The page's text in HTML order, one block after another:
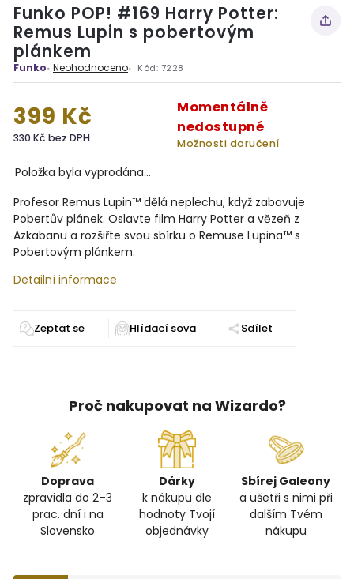
Funko POP! #169 Harry Potter:
Remus Lupin s pobertovým
plánkem
Funko Neohodnoceno Kód: 7228
399 Kč
330 Kč bez DPH
Momentálně
nedostupné
Možnosti doručení
Položka byla vyprodána…
Profesor Remus Lupin™ dělá neplechu, když zabavuje
Pobertův plánek. Oslavte film Harry Potter a vězeň z
Azkabanu a rozšiřte svou sbírku o Remuse Lupina™ s
Pobertovým plánkem.
Detailní informace
Zeptat se Sdílet
Proč nakupovat na Wizardo?
Doprava
zpravidla do 2–3
prac. dní i na
Slovensko
Dárky
k nákupu dle
hodnoty Tvojí
objednávky
Sbírej Galeony
a ušetři s nimi při
dalším Tvém
nákupu